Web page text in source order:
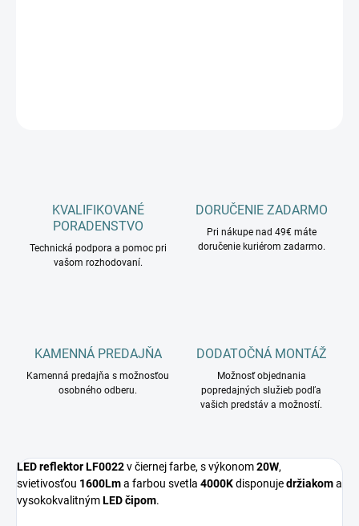
KVALIFIKOVANÉ
PORADENSTVO
Technická podpora a pomoc pri
vašom rozhodovaní.
DORUČENIE ZADARMO
Pri nákupe nad 49€ máte
doručenie kuriérom zadarmo.
KAMENNÁ PREDAJŇA
Kamenná predajňa s možnosťou
osobného odberu.
DODATOČNÁ MONTÁŽ
Možnosť objednania
popredajných služieb podľa
vašich predstáv a možností.
LED reflektor LF0022v čiernej farbe, s výkonom20W,
svietivosťou 1600Lma farbou svetla 4000Kdisponujedržiakoma
vysokokvalitnýmLED čipom.